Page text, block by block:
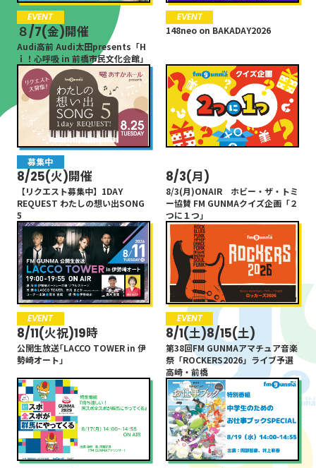
EVENT
８/7(金)開催
Audi高前 Audi太田presents「H
ｉ！心呼吸 in 前橋市民文化会館」
EVENT
148neo on BAKADAY2026
募集中
8/25(火)開催
【リクエスト募集中】1DAY
REQUEST わたしの想い出SONG
5
8/3(月)
8/3(月)ONAIR ホビー・ザ・トミ
ー協賛 FM GUNMAクイズ企画「２
つに１つ」
EVENT
8/11(火祝)19時
公開生放送｢LACCO TOWER in 伊
勢崎オート｣
EVENT
8/1(土)8/15(土)
第38回FM GUNMAアマチュア音楽
祭「ROCKERS2026」ライブ予選
高崎・前橋